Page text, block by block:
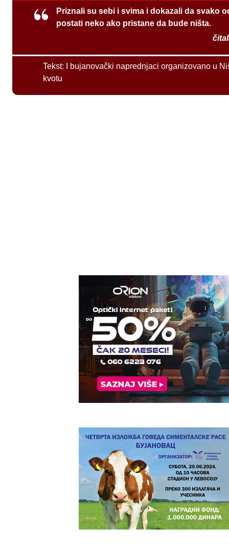
Priznali su sebi i svima i dokazali da svako
postati neko ako pristane da bude ništa.
Tekst:
I bujanovački naprednjaci organizovano u
kvotu